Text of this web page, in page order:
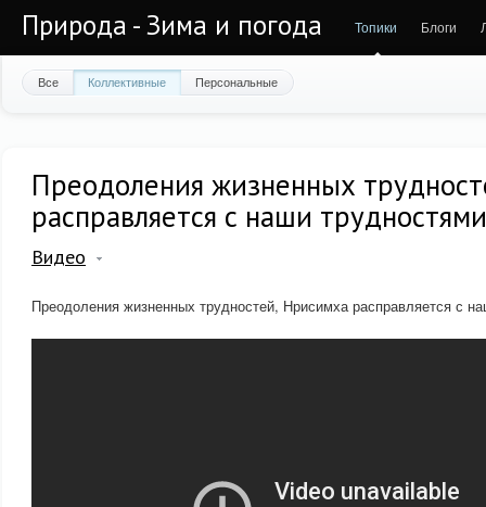
Природа - Зима и погода Топики Блоги
Все Коллективные Персональные
Преодоления жизненных
расправляется с наши трудностями
Видео
Преодоления жизненных трудностей, Нрисимха расправляется с